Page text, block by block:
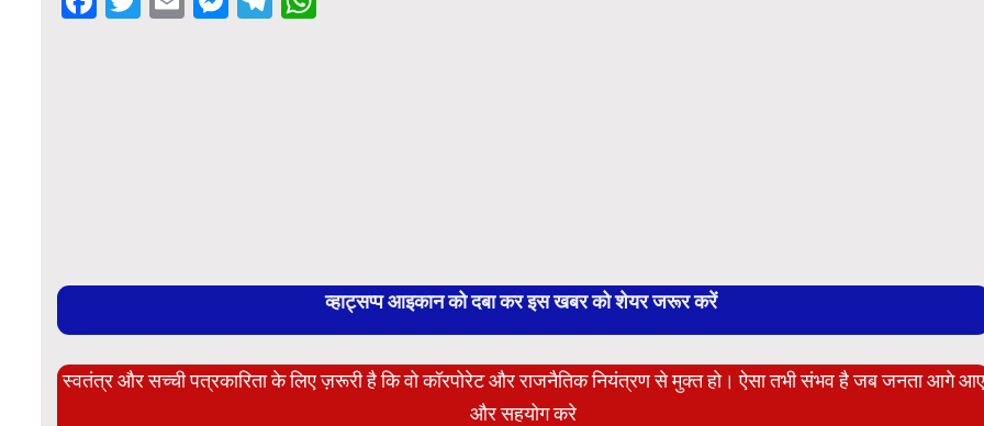
व्हाट्सप्प आइकान को दबा कर इस खबर को शेयर जरूर करें
स्वतंत्र और सच्ची पत्रकारिता के लिए ज़रूरी है कि वो कॉरपोरेट और राजनैतिक नियंत्रण से मुक्त हो। ऐसा तभी संभव है जब जनता आगे आए
और सहयोग करे